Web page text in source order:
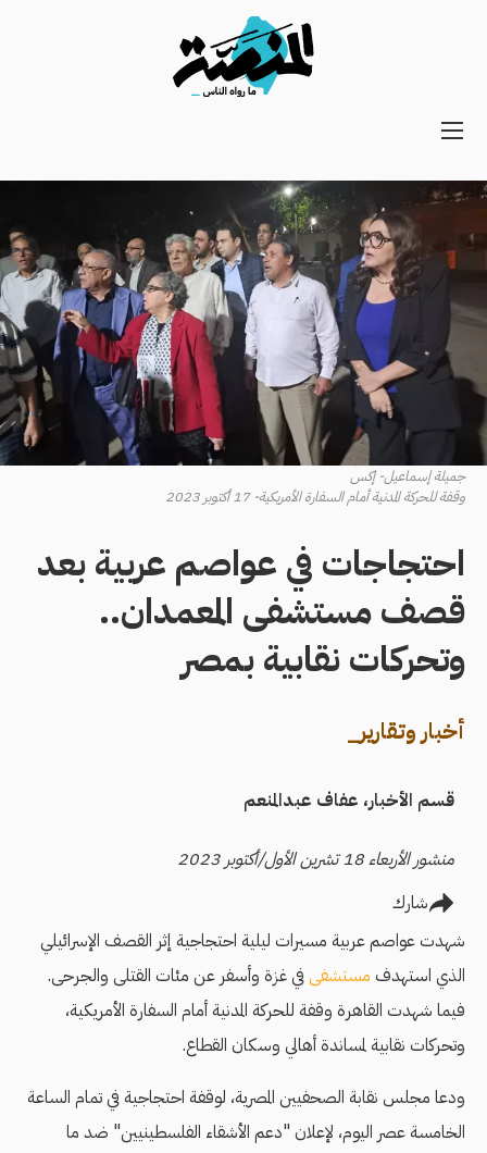
Main
Secondary
Navigation
جميلة إسماعيل- إكس
وقفة للحركة المدنية أمام السفارة الأمريكية- 17 أكتوبر 2023
احتجاجات في عواصم عربية بعد
قصف مستشفى المعمدان..
وتحركات نقابية بمصر
أخبار وتقارير_
قسم الأخبار عفاف عبدالمنعم
منشور الأربعاء 18 تشرين الأول/أكتوبر 2023
شارك
شهدت عواصم عربية مسيرات ليلية احتجاجية إثر القصف الإسرائيلي
الذي استهدف مستشفىفي غزة وأسفر عن مئات القتلى والجرحى.
فيما شهدت القاهرة وقفة للحركة المدنية أمام السفارة الأمريكية،
وتحركات نقابية لمساندة أهالي وسكان القطاع.
ودعا مجلس نقابة الصحفيين المصرية، لوقفة احتجاجية في تمام الساعة
الخامسة عصر اليوم، لإعلان "دعم الأشقاء الفلسطينيين" ضد ما